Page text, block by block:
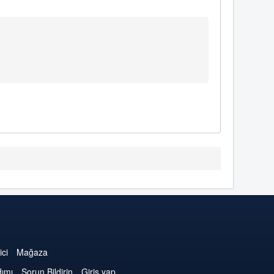
Mağaza